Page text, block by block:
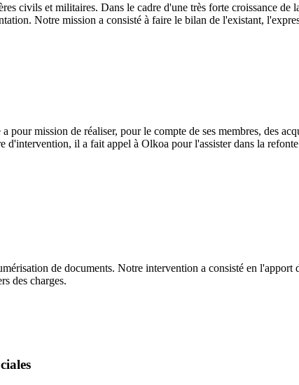
civils et militaires. Dans le cadre d'une très forte croissance
Notre mission a consisté à faire le bilan de l'existant,
mission de réaliser, pour le compte de ses membres, des
d'intervention, il a fait appel à Olkoa pour l'assister dans la
de documents. Notre intervention a consisté en l'apport
des charges.